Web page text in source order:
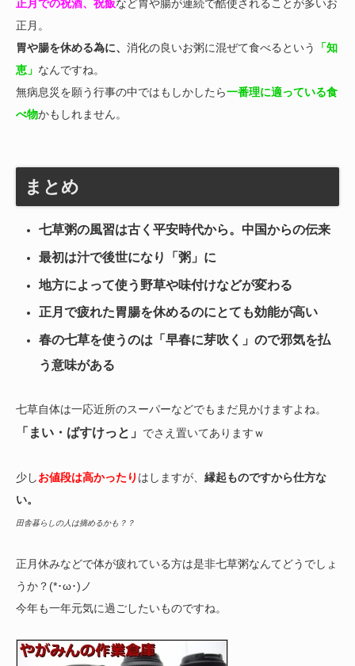
正月での祝酒、祝飯など胃や腸が連続で酷使されることが多いお
正月。
胃や腸を休める為に、 消化の良いお粥に混ぜて食べるという
「知
恵」 なんですね。
無病息災を願う行事の中ではもしかしたら一番理に適っている食
べ物かもしれません。
まとめ
七草粥の風習は古く平安時代から。中国からの伝来
最初は汁で後世になり「粥」に
地方によって使う野草や味付けなどが変わる
正月で疲れた胃腸を休めるのにとても効能が高い
春の七草を使うのは「早春に芽吹く」ので邪気を払
う意味がある
七草自体は一応近所のスーパーなどでもまだ見かけますよね。
「まい・ばすけっと」 でさえ置いてありますｗ
少しお値段は高かったり はしますが、 縁起ものですから仕方な
い。
田舎暮らしの人は摘めるかも？？
正月休みなどで体が疲れている方は是非七草粥なんてどうでしょ
うか？(*･ω･)ノ
今年も一年元気に過ごしたいものですね。